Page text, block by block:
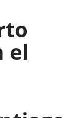
el